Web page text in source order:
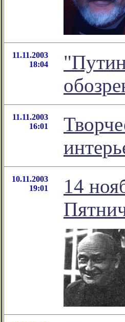
11.11.2003
18:04
11.11.2003
16:01
10.11.2003
19:01
14